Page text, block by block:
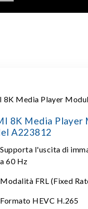
8K Media Player
A223812
Supporta l'uscita di
a 60 Hz
Modalità FRL (Fixed
Formato HEVC H.265